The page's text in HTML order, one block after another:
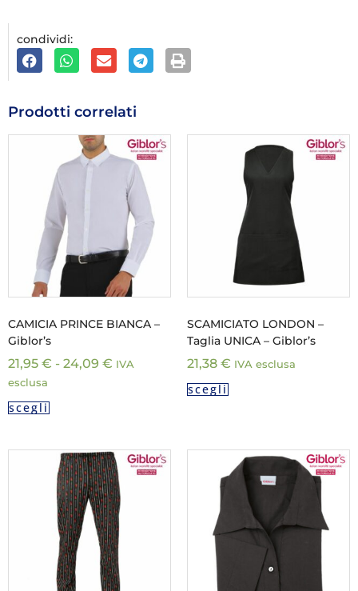
condividi:
Prodotti correlati
CAMICIA PRINCE BIANCA –
Giblor’s
21,95 € - 24,09 € IVA
esclusa
scegli
SCAMICIATO LONDON –
Taglia UNICA – Giblor’s
21,38 € IVA esclusa
scegli